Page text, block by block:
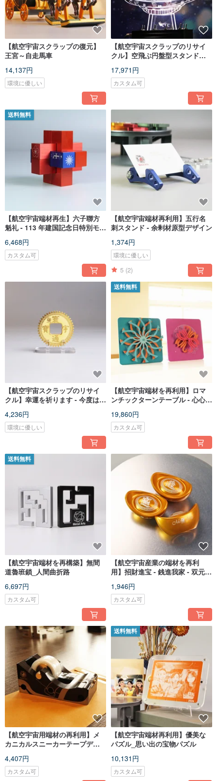
【航空宇宙スクラップの復元】
王宮～自走馬車
14,137円
環境に優しい
【航空宇宙スクラップのリサイ
クル】空飛ぶ円盤型スタンドラ
17,971円
カスタム可
送料無料
【航空宇宙端材再生】六子聯方
魁礼 - 113 年建国記念日特別モデ
6,468円
カスタム可
【航空宇宙端材再利用】五行名
刺スタンド - 余剰材原型デザイン
1,374円
環境に優しい
5 (2)
【航空宇宙スクラップのリサイ
クル】幸運を祈ります - 今度は私
Mini Tonbao - DN36mm
4,236円
環境に優しい
送料無料
【航空宇宙端材を再利用】ロマ
ンチックターンテーブル - 心心相
19,860円
カスタム可
送料無料
【航空宇宙端材を再構築】無間
道魯班鎖_人間曲折路
6,697円
カスタム可
【航空宇宙産業の端材を再利
用】招財進宝 - 銭進我家 - 双元宝
1,946円
カスタム可
【航空宇宙用端材の再利用】メ
カニカルスニーカーテープディ
4,407円
カスタム可
送料無料
【航空宇宙端材再利用】優美な
パズル_思い出の宝物パズル
10,131円
カスタム可